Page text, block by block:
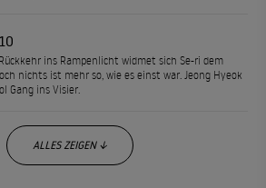
ins Rampenlicht widmet sich Se-ri dem
nichts ist mehr so, wie es einst war. Jeong Hyeok
Gang ins Visier.
ALLES ZEIGEN ↓